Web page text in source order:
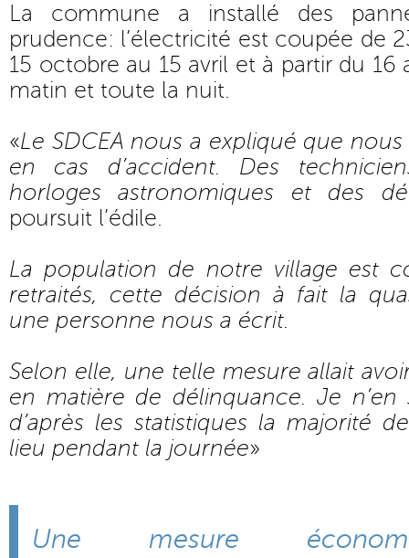
La commune a installé des
prudence: l’électricité est coupée de
15 octobre au 15 avril et à partir du 16
matin et toute la nuit.
«Le SDCEA nous a expliqué que
en cas d’accident. Des
horloges astronomiques et des
poursuit l’édile.
La population de notre village est
retraités, cette décision à fait la
une personne nous a écrit.
Selon elle, une telle mesure allait
en matière de délinquance. Je n’en
d’après les statistiques la majorité
lieu pendant la journée»
Une mesure